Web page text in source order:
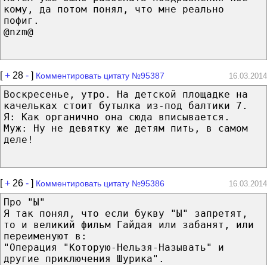
кому, да потом понял, что мне реально
пофиг.
@nzm@
[+ 28 - ] Комментировать цитату №95387 16.03.2014
Воскресенье, утро. На детской площадке на
качельках стоит бутылка из-под балтики 7.
Я: Как органично она сюда вписывается.
Муж: Ну не девятку же детям пить, в самом
деле!
[+ 26 - ] Комментировать цитату №95386 16.03.2014
Про "Ы"
Я так понял, что если букву "Ы" запретят,
то и великий фильм Гайдая или забанят, или
переименуют в:
"Операция "Которую-Нельзя-Называть" и
другие приключения Шурика".